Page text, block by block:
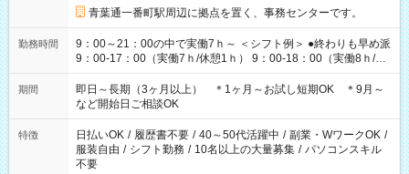
青葉通一番町駅周辺に拠点を置く、事務センターです。
勤務時間
9：00～21：00の中で実働7ｈ～ ＜シフト例＞ ●終わりも早め派
9：00-17：00（実働7ｈ/休憩1ｈ） 9：00-18：00（実働8ｈ/休
憩1ｈ） 10：00-19：00（実働8ｈ/休憩1ｈ） ●朝ゆっくり派
11：00-20：00（実働8ｈ/休憩1ｈ） 12：00-20：00（実働7ｈ/
休憩1ｈ） 12：00-21：00（実働8ｈ/休憩1ｈ） 13：00-22：
00（実働8ｈ/休憩1ｈ） ＊時間帯固定OK
期間
即日～長期（3ヶ月以上） ＊1ヶ月～お試し短期OK ＊9月～
など開始日ご相談OK
特徴 日払いOK / 履歴書不要 / 40～50代活躍中 / 副業・WワークOK /
服装自由 / シフト勤務 / 10名以上の大量募集 / パソコンスキル
不要